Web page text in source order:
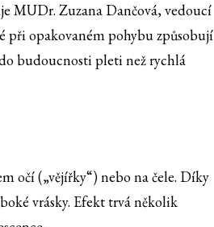
MUDr. Zuzana Dančová, vedoucí
při opakovaném pohybu způsobují
budoucnosti pleti než rychlá
očí („vějířky“) nebo na čele. Díky
vrásky. Efekt trvá několik